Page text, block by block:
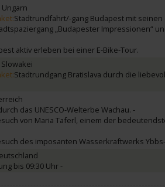
Stadtrundfahrt/-gang Budapest mit
„Budapester Impressionen“
aktiv erleben bei einer E-Bike-Tour.
Stadtrundgang Bratislava durch die
das UNESCO-Welterbe Wachau. -
von Maria Taferl, einem der
des imposanten Wasserkraftwerks
bis 09:30 Uhr -